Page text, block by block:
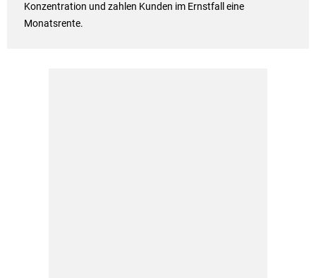
Konzentration und zahlen Kunden im Ernstfall eine
Monatsrente.